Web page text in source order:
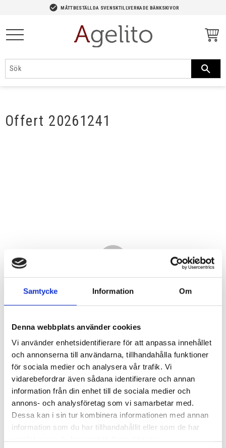
Samtycke Information Om
Denna webbplats använder cookies
Vi använder enhetsidentifierare för att anpassa innehållet
och annonserna till användarna, tillhandahålla funktioner
för sociala medier och analysera vår trafik. Vi
vidarebefordrar även sådana identifierare och annan
information från din enhet till de sociala medier och
annons- och analysföretag som vi samarbetar med.
Dessa kan i sin tur kombinera informationen med annan
information som du har tillhandahållit eller som de har
check_circle MÅTTBESTÄLLDA SVENSKTILLVERKADE BÄNKSKIVOR
Offert 20261241
18 640,00KR
Antal